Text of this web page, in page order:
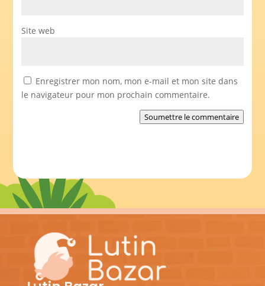
Site web
Enregistrer mon nom, mon e-mail et mon site dans
le navigateur pour mon prochain commentaire.
Soumettre le commentaire